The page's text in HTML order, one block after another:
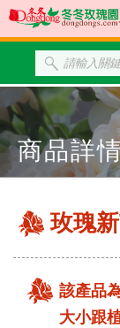
商品詳
玫瑰
該產品
大小跟